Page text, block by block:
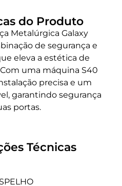
do Produto
Metalúrgica Galaxy
de segurança e
eleva a estética de
uma máquina S40
precisa e um
garantindo segurança
portas.
Técnicas